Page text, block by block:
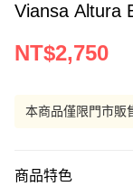
Viansa Altura
NT$2,750
本商品僅限門市販
商品特色